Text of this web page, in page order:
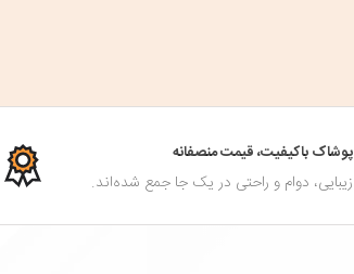
پوشاک باکیفیت، قیمت منصفانه
زیبایی، دوام و راحتی در یک جا جمع شده‌اند.